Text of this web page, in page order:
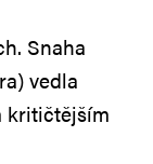
Snaha
vedla
kritičtějším